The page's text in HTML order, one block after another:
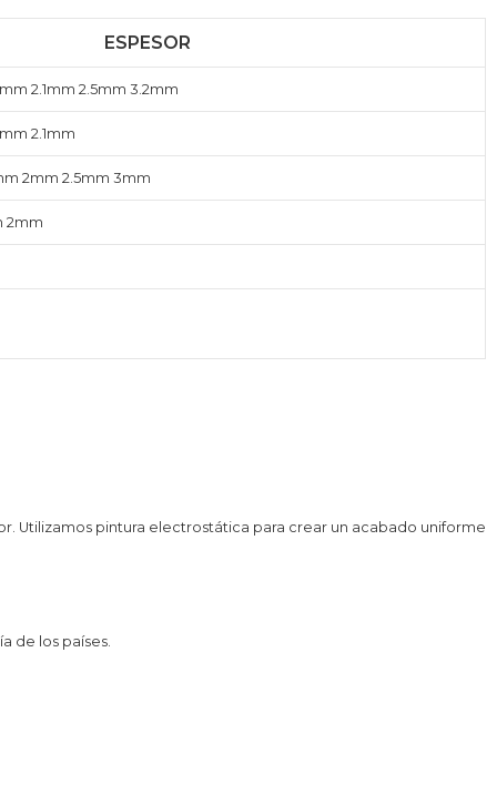
ESPESOR
2.1mm 2.5mm 3.2mm​
2.1mm​
2mm 2.5mm 3mm​
2mm​
Utilizamos pintura electrostática para crear un acabado uniforme
de los países.